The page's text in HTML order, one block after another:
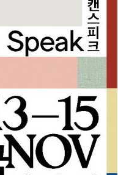
행사 / 알림
공대(TUM)서 화려한 출범
한